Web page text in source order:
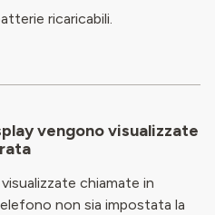
ricaricabili.
vengono visualizzate
chiamate in
non sia impostata la